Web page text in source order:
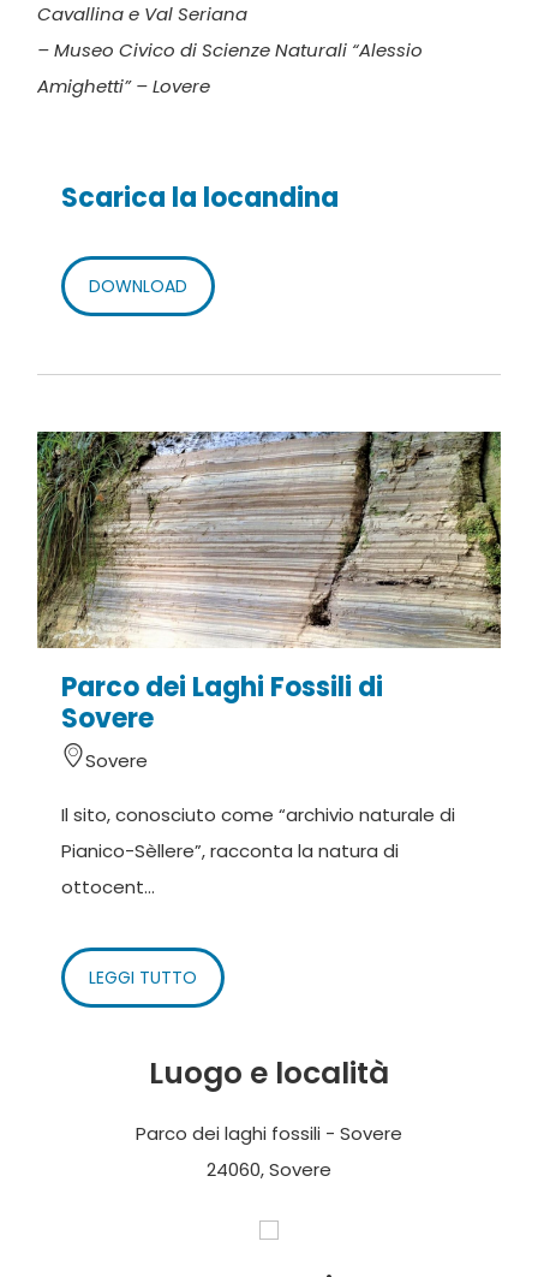
Cavallina e Val Seriana
– Museo Civico di Scienze Naturali “Alessio
Amighetti” – Lovere
Scarica la locandina
DOWNLOAD
Parco dei Laghi Fossili di
Sovere
Sovere
Il sito, conosciuto come “archivio naturale di
Pianico-Sèllere”, racconta la natura di
ottocent...
LEGGI TUTTO
Luogo e località
Parco dei laghi fossili - Sovere
24060, Sovere